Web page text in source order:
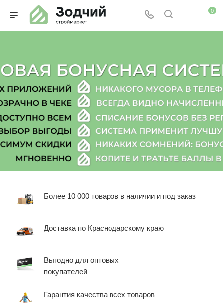
0
Более 10 000 товаров в наличии и под заказ
Доставка по Краснодарскому краю
Выгодно для оптовых
покупателей
Гарантия качества всех товаров